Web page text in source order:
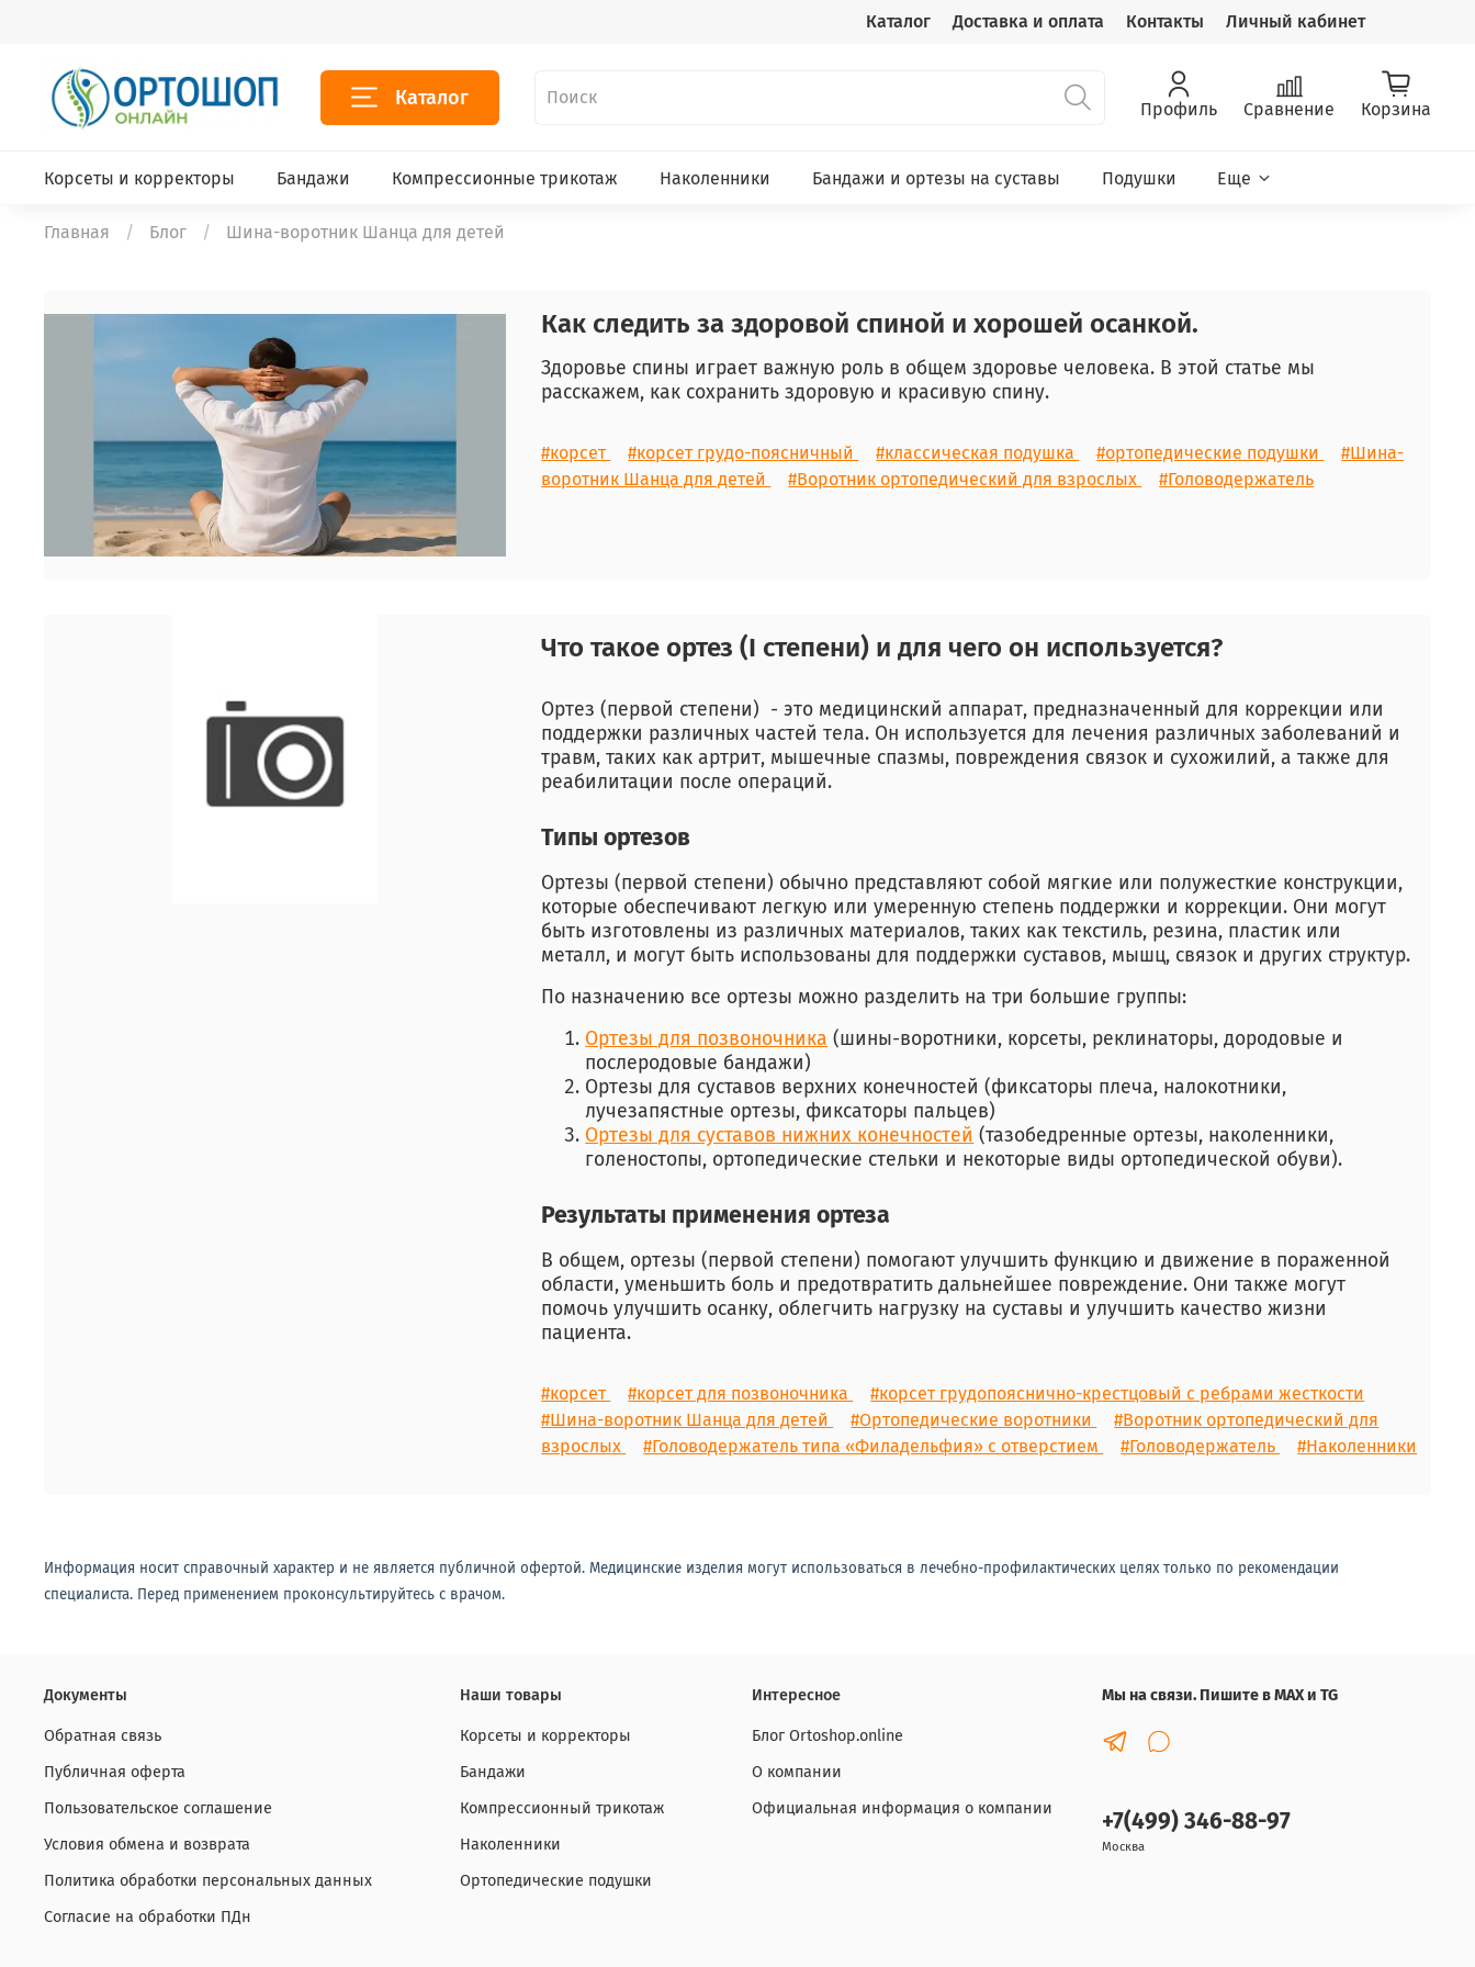
Каталог Доставка и оплата Контакты Личный кабинет
Каталог Профиль Сравнение Корзина
Корсеты и корректоры Бандажи Компрессионные трикотаж Наколенники Бандажи и ортезы на суставы Подушки Еще
Главная Блог Шина-воротник Шанца для детей
Как следить за здоровой спиной и хорошей осанкой.
Здоровье спины играет важную роль в общем здоровье человека. В этой статье мы
расскажем, как сохранить здоровую и красивую спину.
#корсет #корсет грудо-поясничный #классическая подушка #ортопедические подушки
#Шина-
воротник Шанца для детей
#Воротник ортопедический для взрослых #Головодержатель
Что такое ортез (I степени) и для чего он используется?
Ортез (первой степени) - это медицинский аппарат, предназначенный для коррекции или
поддержки различных частей тела. Он используется для лечения различных заболеваний и
травм, таких как артрит, мышечные спазмы, повреждения связок и сухожилий, а также для
реабилитации после операций.
Типы ортезов
Ортезы (первой степени) обычно представляют собой мягкие или полужесткие конструкции,
которые обеспечивают легкую или умеренную степень поддержки и коррекции. Они могут
быть изготовлены из различных материалов, таких как текстиль, резина, пластик или
металл, и могут быть использованы для поддержки суставов, мышц, связок и других структур.
По назначению все ортезы можно разделить на три большие группы:
Ортезы для позвоночника (шины-воротники, корсеты, реклинаторы, дородовые и
послеродовые бандажи)
Ортезы для суставов верхних конечностей (фиксаторы плеча, налокотники,
лучезапястные ортезы, фиксаторы пальцев)
Ортезы для суставов нижних конечностей (тазобедренные ортезы, наколенники,
голеностопы, ортопедические стельки и некоторые виды ортопедической обуви).
Результаты применения ортеза
В общем, ортезы (первой степени) помогают улучшить функцию и движение в пораженной
области, уменьшить боль и предотвратить дальнейшее повреждение. Они также могут
помочь улучшить осанку, облегчить нагрузку на суставы и улучшить качество жизни
пациента.
#корсет #корсет для позвоночника
#корсет грудопояснично-крестцовый с ребрами жесткости
#Шина-воротник Шанца для детей
#Ортопедические воротники
#Воротник ортопедический для
взрослых
#Головодержатель типа «Филадельфия» с отверстием #Головодержатель #Наколенники
Информация носит справочный характер и не является публичной офертой. Медицинские изделия могут использоваться в лечебно-профилактических целях только по рекомендации
специалиста. Перед применением проконсультируйтесь с врачом.
Документы
Обратная связь
Публичная оферта
Пользовательское соглашение
Условия обмена и возврата
Политика обработки персональных данных
Согласие на обработки ПДн
Наши товары
Корсеты и корректоры
Бандажи
Компрессионный трикотаж
Наколенники
Ортопедические подушки
Интересное
Блог Ortoshop.online
О компании
Официальная информация о компании
Мы на связи. Пишите в MAX и TG
+7(499) 346-88-97
Москва